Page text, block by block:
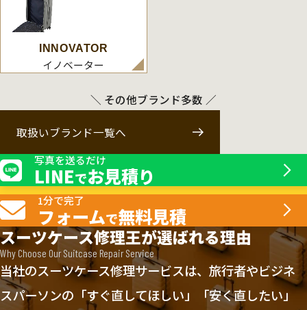
INNOVATOR
イノベーター
＼ その他ブランド多数 ／
取扱いブランド一覧へ
写真を送るだけ
LINEでお見積り
1分で完了
フォームで無料見積
スーツケース修理王が選ばれる理由
Why Choose Our Suitcase Repair Service
当社のスーツケース修理サービスは、旅行者やビジネ
スパーソンの「すぐ直してほしい」「安く直したい」